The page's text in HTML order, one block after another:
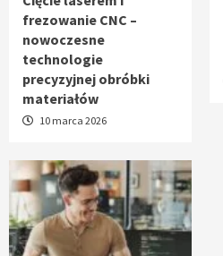
frezowanie CNC –
nowoczesne
technologie
precyzyjnej obróbki
materiałów
10 marca 2026